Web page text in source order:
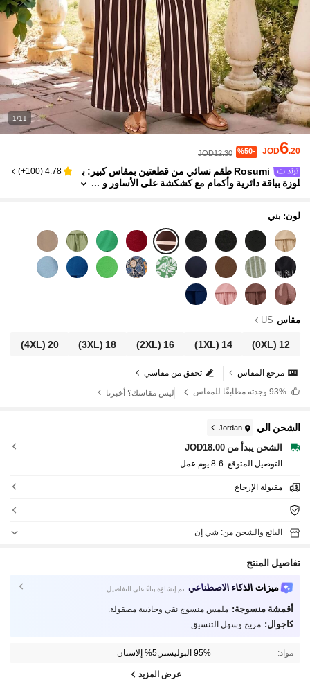
1/11
JOD6.20
%50-
JOD12.30
Rosumi طقم نسائي من قطعتين بمقاس كبير: ب
لوزة بياقة دائرية وأكمام مع كشكشة على الأساور و
مناسب للربيع والصيف
4.78
(
100+
)
لون: بني
مقاس US
12
(0XL)
14
(1XL)
16
(2XL)
18
(3XL)
20
(4XL)
تحقق من مقاسي
مرجع المقاس
وجدته مطابقًا للمقاس ليس مقاسك؟ أخبرنا
الشحن الي Jordan
الشحن يبدأ من JOD18.00
التوصيل المتوقع: 6-8 يوم عمل
مقبولة الإرجاع
البائع والشحن من: شي إن
تفاصيل المنتج
ميزات الذكاء الاصطناعي تم إنشاؤه بناءً على التفاصيل
أقمشة منسوجة: ملمس منسوج نقي وجاذبية مصقولة.
كاجوال: مريح وسهل التنسيق.
مواد: 95% البوليستر,5% إلاستان
عرض المزيد